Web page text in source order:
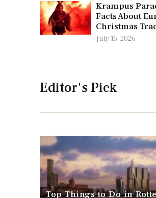
Krampus
Facts About
Christmas
July 15, 2026
Editor's Pick
Top Things to Do in